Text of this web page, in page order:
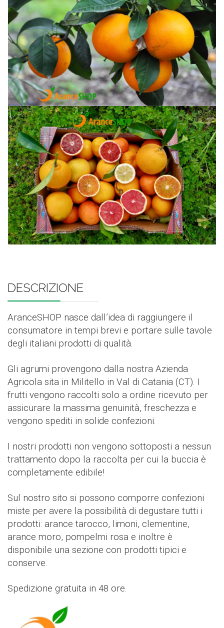
DESCRIZIONE
AranceSHOP nasce dall’idea di raggiungere il
consumatore in tempi brevi e portare sulle tavole
degli italiani prodotti di qualità.
Gli agrumi provengono dalla nostra Azienda
Agricola sita in Militello in Val di Catania (CT). I
frutti vengono raccolti solo a ordine ricevuto per
assicurare la massima genuinità, freschezza e
vengono spediti in solide confezioni.
I nostri prodotti non vengono sottoposti a nessun
trattamento dopo la raccolta per cui la buccia è
completamente edibile!
Sul nostro sito si possono comporre confezioni
miste per avere la possibilità di degustare tutti i
prodotti: arance tarocco, limoni, clementine,
arance moro, pompelmi rosa e inoltre è
disponibile una sezione con prodotti tipici e
conserve.
Spedizione gratuita in 48 ore.